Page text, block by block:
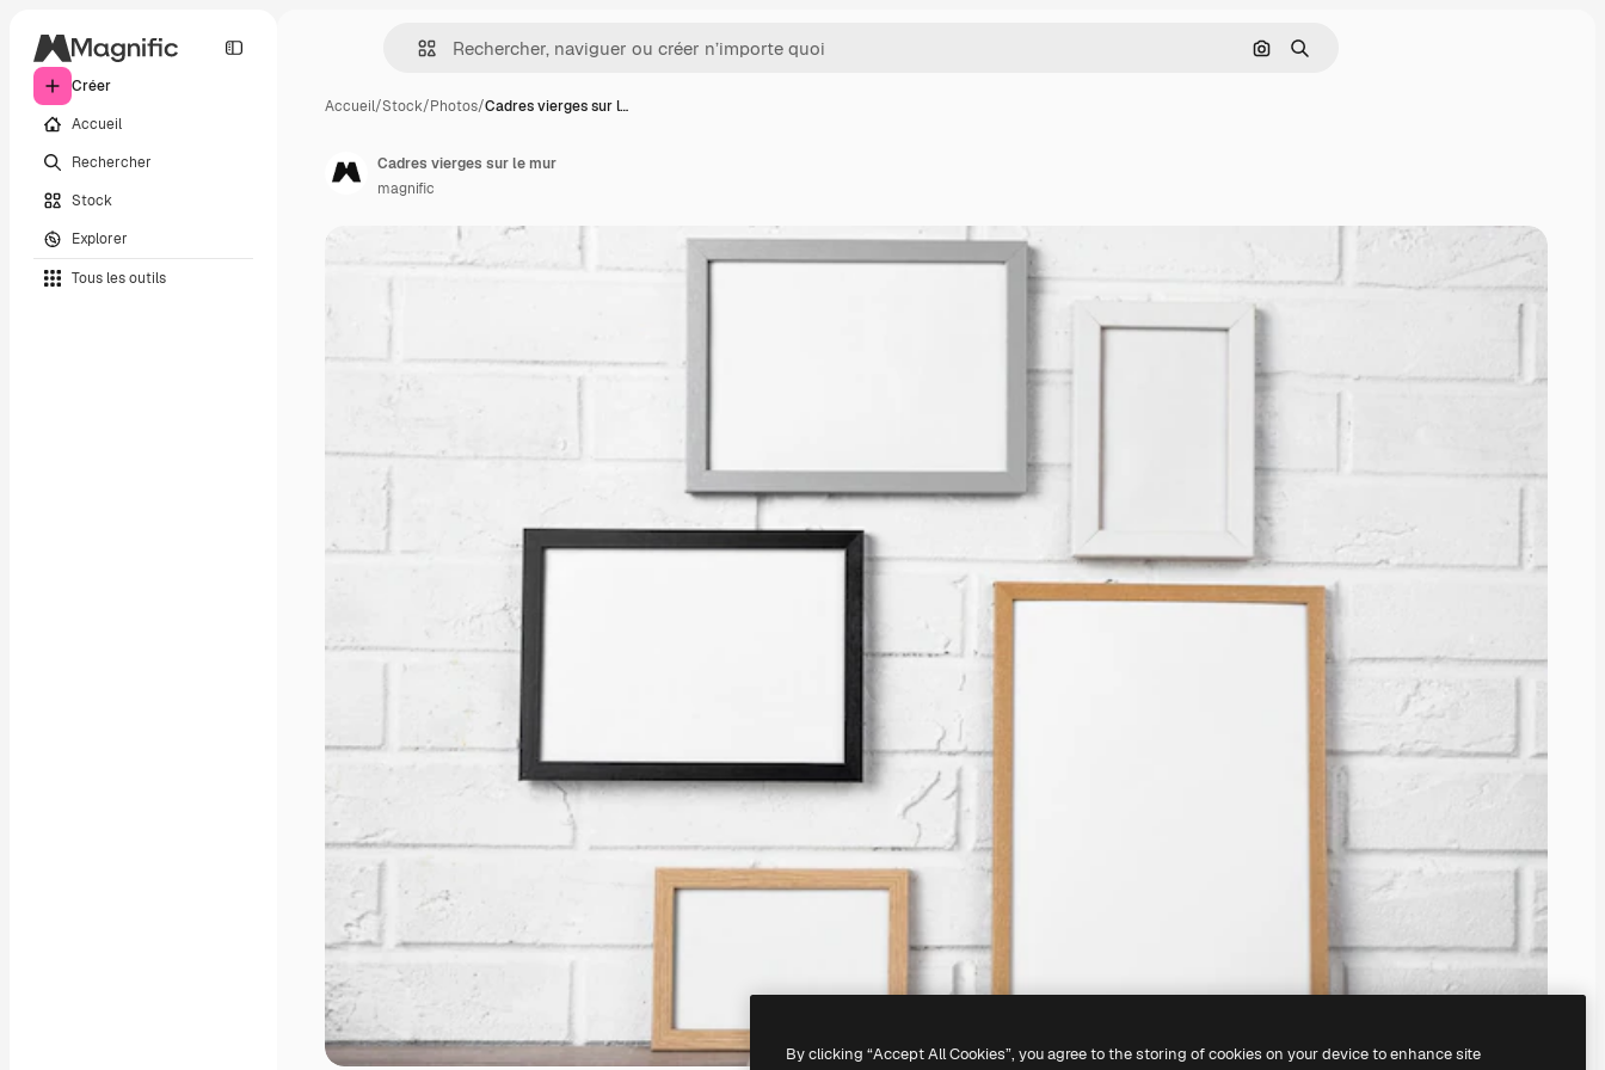
Créer
Accueil
Rechercher
Stock
Explorer
Tous les outils
Rechercher par image
Rechercher
Accueil/Stock/Photos/Cadres vierges sur l…
Cadres vierges sur le mur
magnific
By clicking “Accept All Cookies”, you agree to the storing of cookies on your device to enhance site